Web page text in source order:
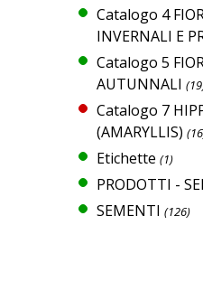
Catalogo 4
INVERNALI E
Catalogo 5
AUTUNNALI
Catalogo 7
(AMARYLLIS)
Etichette (1)
PRODOTTI -
SEMENTI (126)